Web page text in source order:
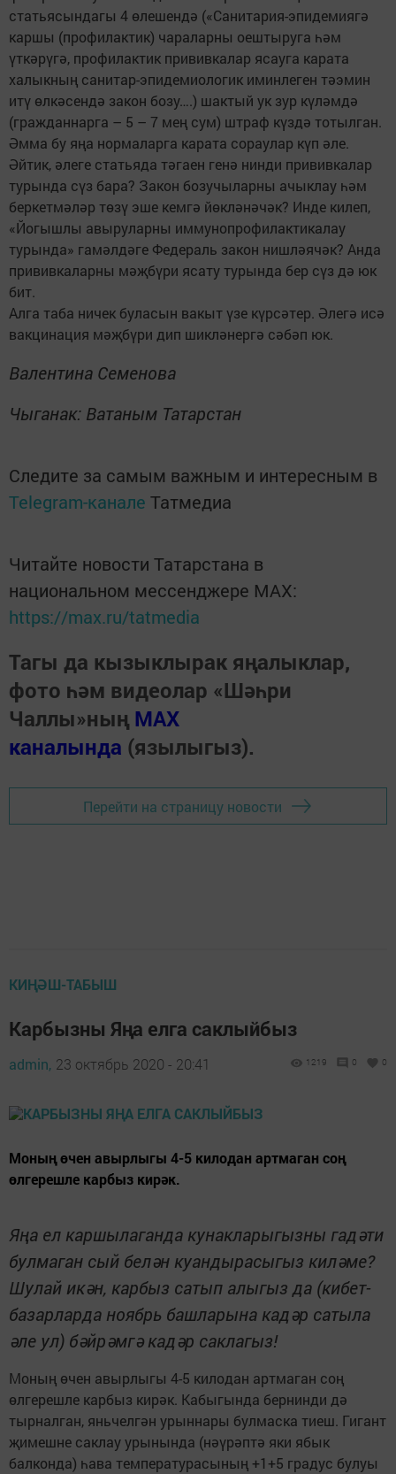
статьясындагы 4 өлешендә («Санитария-эпидемиягә
каршы (профилактик) чараларны оештыруга һәм
үткәрүгә, профилактик прививкалар ясауга карата
халыкның санитар-эпидемиологик иминлеген тәэмин
итү өлкәсендә закон бозу….) шактый ук зур күләмдә
(гражданнарга – 5 – 7 мең сум) штраф күздә тотылган.
Әмма бу яңа нормаларга карата сораулар күп әле.
Әйтик, әлеге статьяда тәгаен генә нинди прививкалар
турында сүз бара? Закон бозучыларны ачыклау һәм
беркетмәләр төзү эше кемгә йөкләнәчәк? Инде килеп,
«Йогышлы авыруларны иммунопрофилактикалау
турында» гамәлдәге Федераль закон нишләячәк? Анда
прививкаларны мәҗбүри ясату турында бер сүз дә юк
бит.
Алга таба ничек буласын вакыт үзе күрсәтер. Әлегә исә
вакцинация мәҗбүри дип шикләнергә сәбәп юк.
Валентина Семенова
Чыганак: Ватаным Татарстан
Следите за самым важным и интересным в
Telegram-канале Татмедиа
Читайте новости Татарстана в
национальном мессенджере MАХ:
https://max.ru/tatmedia
Тагы да кызыклырак яңалыклар,
фото һәм видеолар «Шәһри
Чаллы»ның MAX
каналында (язылыгыз).
Перейти на страницу новости
КИҢӘШ-ТАБЫШ
Карбызны Яңа елга саклыйбыз
admin, 23 октябрь 2020 - 20:41 1219 0 0
Моның өчен авырлыгы 4-5 килодан артмаган соң
өлгерешле карбыз кирәк.
Яңа ел каршылаганда кунакларыгызны гадәти
булмаган сый белән куандырасыгыз киләме?
Шулай икән, карбыз сатып алыгыз да (кибет-
базарларда ноябрь башларына кадәр сатыла
әле ул) бәйрәмгә кадәр саклагыз!
Моның өчен авырлыгы 4-5 килодан артмаган соң
өлгерешле карбыз кирәк. Кабыгында бернинди дә
тырналган, яньчелгән урыннары булмаска тиеш. Гигант
җимешне саклау урынында (нәүрәптә яки ябык
балконда) һава температурасының +1+5 градус булуы